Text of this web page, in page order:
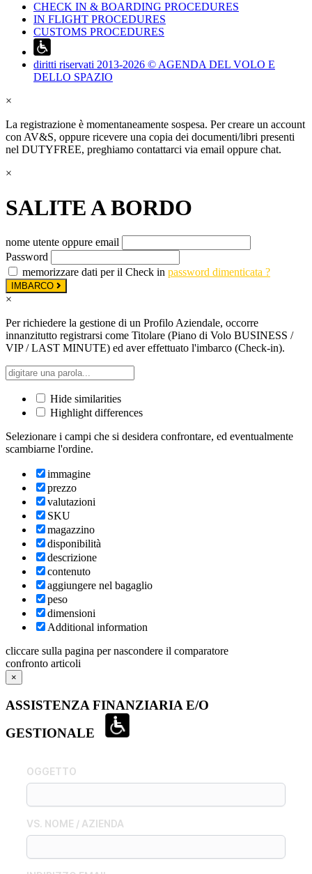
CHECK IN & BOARDING PROCEDURES
IN FLIGHT PROCEDURES
CUSTOMS PROCEDURES
diritti riservati 2013-2026 © AGENDA DEL VOLO E
DELLO SPAZIO
×
La registrazione è momentaneamente sospesa. Per creare un account
con AV&S, oppure ricevere una copia dei documenti/libri presenti
nel DUTYFREE, preghiamo contattarci via email oppure chat.
×
SALITE A BORDO
nome utente oppure email
Password
memorizzare dati per il Check in password dimenticata ?
IMBARCO
×
Per richiedere la gestione di un Profilo Aziendale, occorre
innanzitutto registrarsi come Titolare (Piano di Volo BUSINESS /
VIP / LAST MINUTE) ed aver effettuato l'imbarco (Check-in).
Hide similarities
Highlight differences
Selezionare i campi che si desidera confrontare, ed eventualmente
scambiarne l'ordine.
immagine
prezzo
valutazioni
SKU
magazzino
disponibilità
descrizione
contenuto
aggiungere nel bagaglio
peso
dimensioni
Additional information
cliccare sulla pagina per nascondere il comparatore
confronto articoli
×
ASSISTENZA FINANZIARIA E/O
GESTIONALE